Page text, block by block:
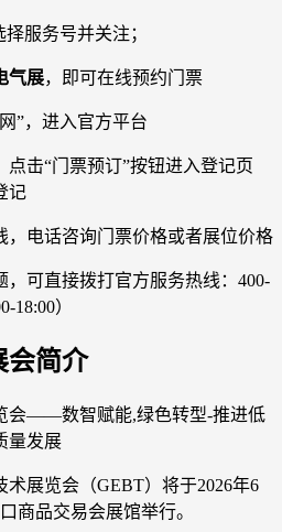
服务号并关注；
气展，即可在线预约门票
”，进入官方平台
点击“门票预订”按钮进入登记页
记
，电话咨询门票价格或者展位价格
可直接拨打官方服务热线：400-
18:00）
会简介
会——数智赋能,绿色转型-推进低
量发展
术展览会（GEBT）将于2026年6
商品交易会展馆举行。